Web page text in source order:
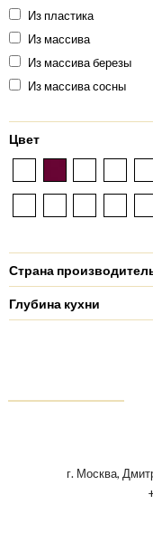
Из пластика
Из массива
Из массива березы
Из массива сосны
Цвет
Страна
Глубина кухни
г. Москва,